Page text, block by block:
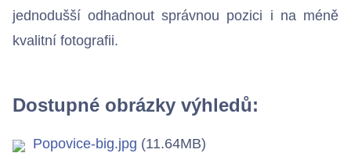
Kontakty
jednodušší odhadnout správnou pozici i na méně
kvalitní fotografii.
Dostupné obrázky výhledů:
Popovice-big.jpg (11.64MB)